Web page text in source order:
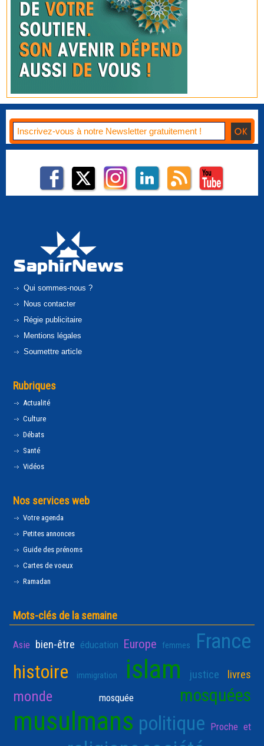
Qui sommes-nous ?
Nous contacter
Régie publicitaire
Mentions légales
Soumettre article
Rubriques
Actualité
Culture
Débats
Santé
Vidéos
Nos services web
Votre agenda
Petites annonces
Guide des prénoms
Cartes de voeux
Ramadan
Mots-clés de la semaine
Asie bien-être éducation Europe femmes France
histoire immigration islam justice livres
monde mosquée mosquées
musulmans politique Proche et